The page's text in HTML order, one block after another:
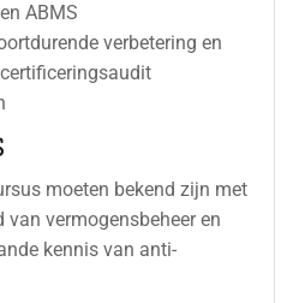
ABMS
verbetering en
moeten bekend zijn met
vermogensbeheer en
kennis van anti-